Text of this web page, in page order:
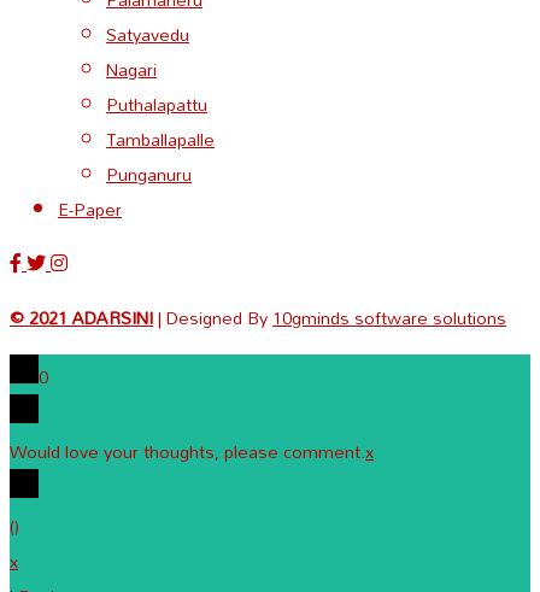
Satyavedu
Nagari
Puthalapattu
Tamballapalle
Punganuru
E-Paper
© 2021 ADARSINI| Designed By10gminds software solutions
0
Would love your thoughts, please comment.x
()
x